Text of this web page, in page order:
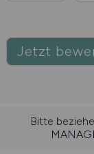
Jetzt
Bitte